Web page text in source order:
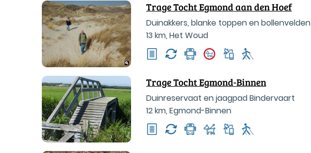
Trage Tocht Egmond aan den Hoef
Duinakkers, blanke toppen en bollenvelden
13 km, Het Woud
Trage Tocht Egmond-Binnen
Duinreservaat en jaagpad Bindervaart
12 km, Egmond-Binnen